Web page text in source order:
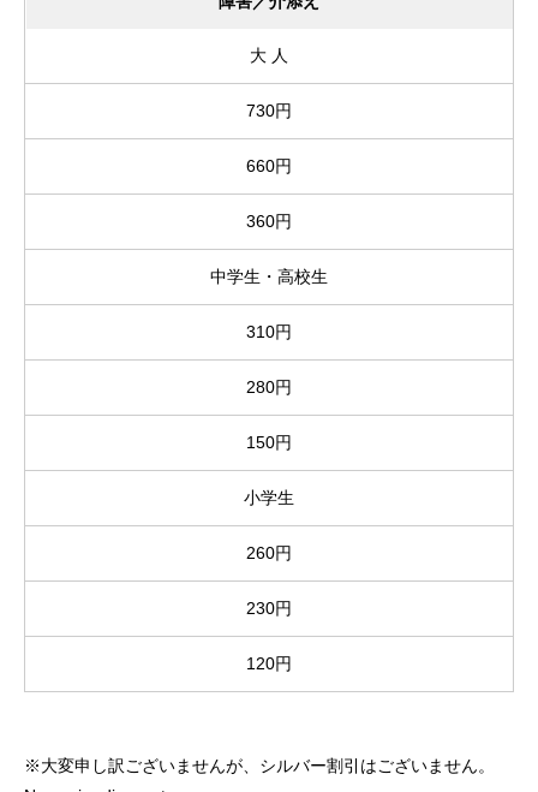
大 人
730円
660円
360円
中学生・高校生
310円
280円
150円
小学生
260円
230円
120円
※大変申し訳ございませんが、シルバー割引はございません。